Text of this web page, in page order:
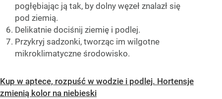
pogłębiając ją tak, by dolny węzeł znalazł się
pod ziemią.
Delikatnie dociśnij ziemię i podlej.
Przykryj sadzonki, tworząc im wilgotne
mikroklimatyczne środowisko.
Kup w aptece, rozpuść w wodzie i podlej. Hortensje
zmienią kolor na niebieski